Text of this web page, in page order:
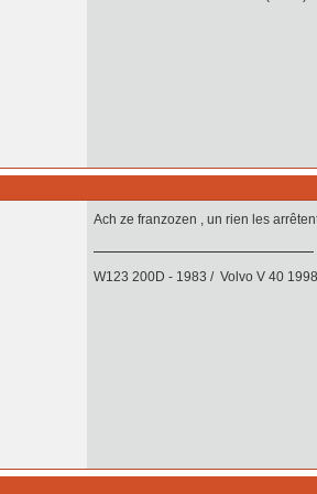
Ach ze franzozen , un rien les
W123 200D - 1983 / Volvo V 40